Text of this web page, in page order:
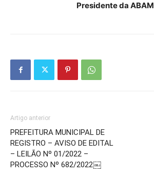
Presidente da ABAM
Artigo anterior
PREFEITURA MUNICIPAL DE
REGISTRO – AVISO DE EDITAL
– LEILÃO Nº 01/2022 –
PROCESSO Nº 682/2022￼